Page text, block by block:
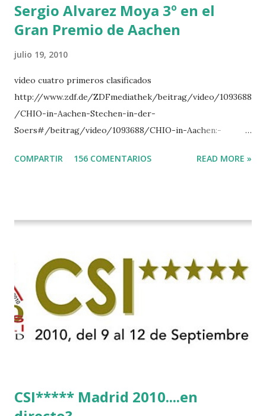
Sergio Alvarez Moya 3º en el
Gran Premio de Aachen
julio 19, 2010
vídeo cuatro primeros clasificados
http://www.zdf.de/ZDFmediathek/beitrag/video/1093688
/CHIO-in-Aachen-Stechen-in-der-
Soers#/beitrag/video/1093688/CHIO-in-Aachen:-
COMPARTIR 156 COMENTARIOS READ MORE »
CSI***** Madrid 2010....en